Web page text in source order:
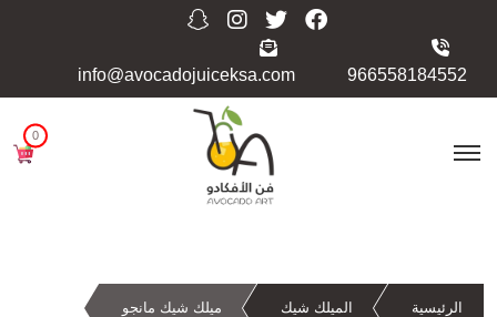
966558184552
info@avocadojuiceksa.com
0
الرئيسية الميلك شيك ميلك شيك مانجو